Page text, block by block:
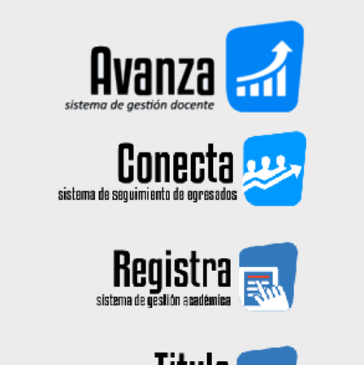
Hub Tecnológica apertura la 3a